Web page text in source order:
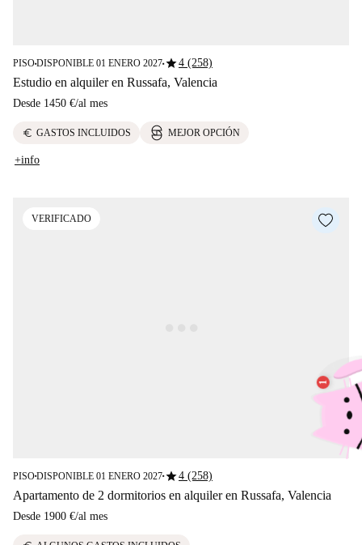
PISO■DISPONIBLE 01 ENERO 2027■star4 (258)
Estudio en alquiler en Russafa, Valencia
Desde 1450 €/al mes
euro GASTOS INCLUIDOS MEJOR OPCIÓN
+info
VERIFICADO
PISO■DISPONIBLE 01 ENERO 2027■star4 (258)
Apartamento de 2 dormitorios en alquiler en Russafa, Valencia
Desde 1900 €/al mes